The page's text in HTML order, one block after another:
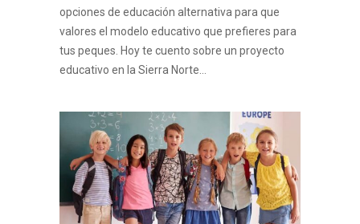
opciones de educación alternativa para que
valores el modelo educativo que prefieres para
tus peques. Hoy te cuento sobre un proyecto
educativo en la Sierra Norte…